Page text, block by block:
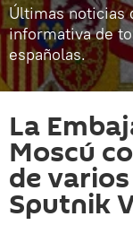
Últimas noticias
informativa de
españolas.
La
Moscú
de
Sputnik